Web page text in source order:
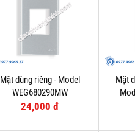
Mặt dùng riêng - Model
WEG680290MW
24,000 đ
Mặt